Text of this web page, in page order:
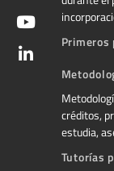
Primeros
créditos,
estudia,
Tutorías